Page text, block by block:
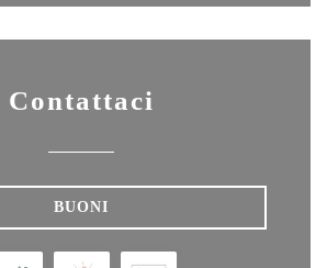
Contattaci
BUONI